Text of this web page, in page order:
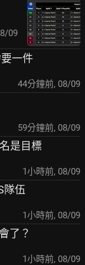
09
一件
44分鐘前, 08/09
59分鐘前, 08/09
是目標
1小時前, 08/09
隊伍
1小時前, 08/09
了？
1小時前, 08/09